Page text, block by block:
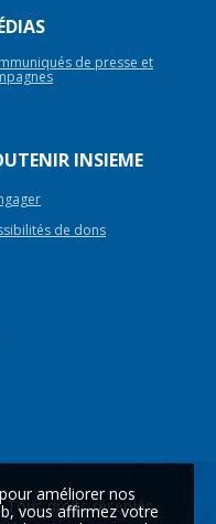
de presse et
INSIEME
de dons
Tous droits réservés.
améliorer nos
vous affirmez votre